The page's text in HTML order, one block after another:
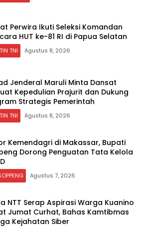
Perwira Ikuti Seleksi Komandan
HUT ke-81 RI di Papua Selatan
TNI Agustus 8, 2026
Jenderal Maruli Minta Dansat
Kepedulian Prajurit dan Dukung
Strategis Pemerintah
TNI Agustus 8, 2026
Kemendagri di Makassar, Bupati
Dorong Penguatan Tata Kelola
Agustus 7, 2026
NTT Serap Aspirasi Warga Kuanino
Jumat Curhat, Bahas Kamtibmas
Kejahatan Siber